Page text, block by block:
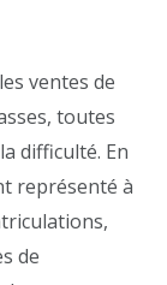
ventes de
toutes
difficulté. En
représenté à
de